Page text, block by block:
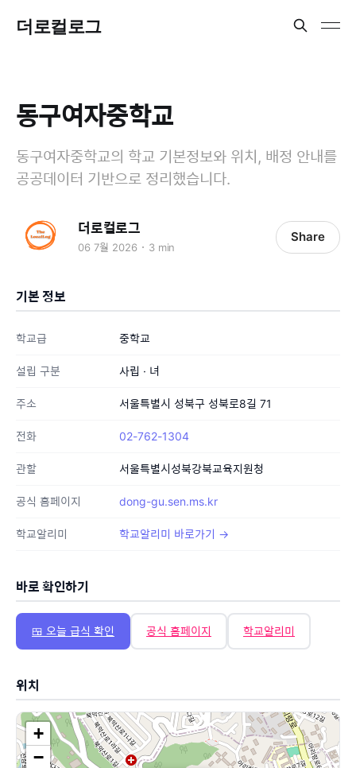
더로컬로그
동구여자중학교
동구여자중학교의 학교 기본정보와 위치, 배정 안내를
공공데이터 기반으로 정리했습니다.
더로컬로그
06 7월 2026 3 min
Share
기본 정보
학교급 중학교
설립 구분 사립 · 녀
주소 서울특별시 성북구 성북로8길 71
전화 02-762-1304
관할 서울특별시성북강북교육지원청
공식 홈페이지 dong-gu.sen.ms.kr
학교알리미 학교알리미 바로가기 →
바로 확인하기
🍱 오늘 급식 확인 공식 홈페이지 학교알리미
위치
+
−